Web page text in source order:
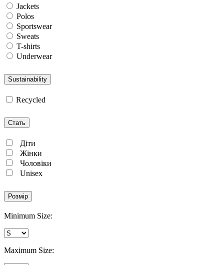
Jackets
Polos
Sportswear
Sweats
T-shirts
Underwear
Sustainability
Recycled
Стать
Діти
Жінки
Чоловіки
Unisex
Розмір
Minimum Size:
Maximum Size: